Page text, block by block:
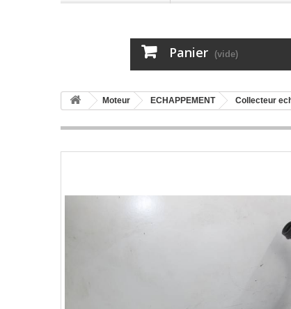
Panier (vide)
Moteur ECHAPPEMENT Collecteur